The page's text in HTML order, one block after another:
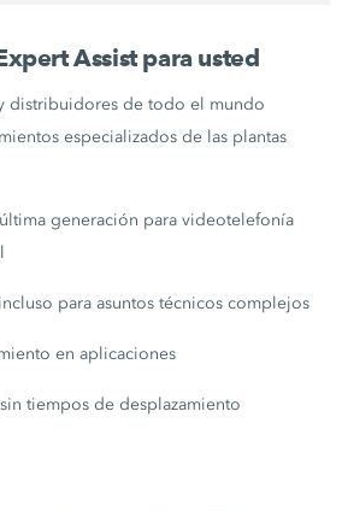
Assist para usted
distribuidores de todo el mundo
especializados de las plantas
generación para videotelefonía
para asuntos técnicos complejos
en aplicaciones
tiempos de desplazamiento